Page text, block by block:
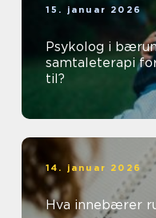
15. januar 2026
Psykolog i bærum hvem
samtaleterapi
til?
14. januar 2026
Hva innebærer